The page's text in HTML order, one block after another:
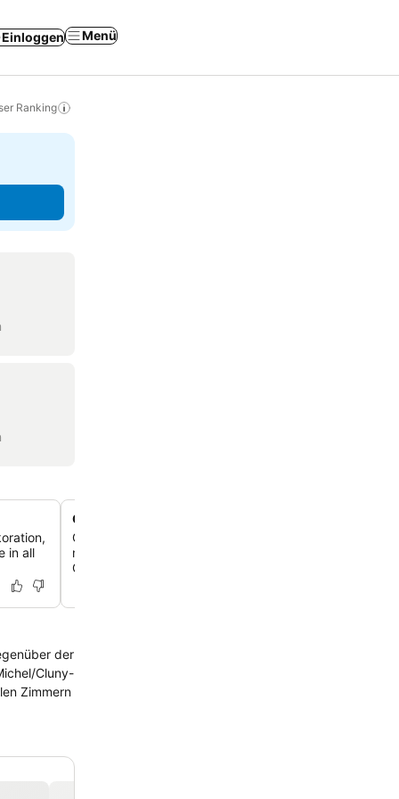
Einloggen Menü
Ranking
in all
Gemütliche Hotelbar
Genieße einen unterhaltsamen Abend, ohne das Hotel
müssen, in der Hotelbar, die eine entspannte
Getränke bietet.
der
Cluny-
Zimmern